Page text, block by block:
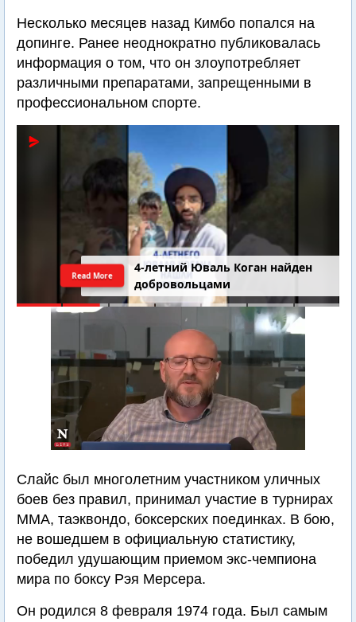
Несколько месяцев назад Кимбо попался на
допинге. Ранее неоднократно публиковалась
информация о том, что он злоупотребляет
различными препаратами, запрещенными в
профессиональном спорте.
4-летний Юваль Коган найден
добровольцами
Read More
Слайс был многолетним участником уличных
боев без правил, принимал участие в турнирах
ММА, таэквондо, боксерских поединках. В бою,
не вошедшем в официальную статистику,
победил удушающим приемом экс-чемпиона
мира по боксу Рэя Мерсера.
Он родился 8 февраля 1974 года. Был самым